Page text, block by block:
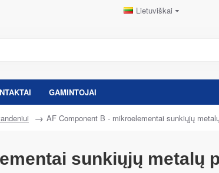
Lietuviškai
GAMINTOJAI
AF Component B - mikroelementai sunkiųjų
sunkiųjų metalų